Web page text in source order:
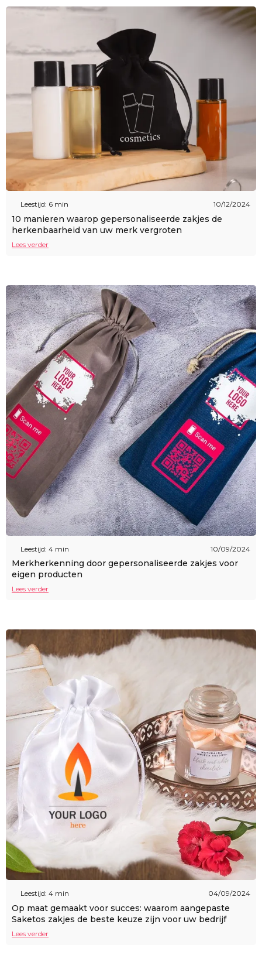
Leestijd: 6 min 10/12/2024
10 manieren waarop gepersonaliseerde zakjes de
herkenbaarheid van uw merk vergroten
Lees verder
Leestijd: 4 min 10/09/2024
Merkherkenning door gepersonaliseerde zakjes voor
eigen producten
Lees verder
Leestijd: 4 min 04/09/2024
Op maat gemaakt voor succes: waarom aangepaste
Saketos zakjes de beste keuze zijn voor uw bedrijf
Lees verder